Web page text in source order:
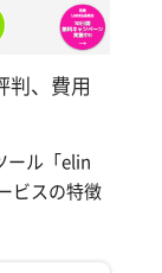
判、費用
ール「elin
ビスの特徴